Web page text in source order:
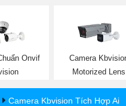
Onvif
Camera
Motorized Lens
Camera Kbvision Tích Hợp Ai